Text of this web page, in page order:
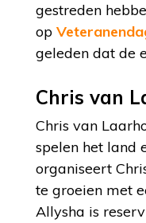
gestreden
op
geleden dat de
Chris van
Chris van
spelen het land
organiseert
te groeien met
Allysha is